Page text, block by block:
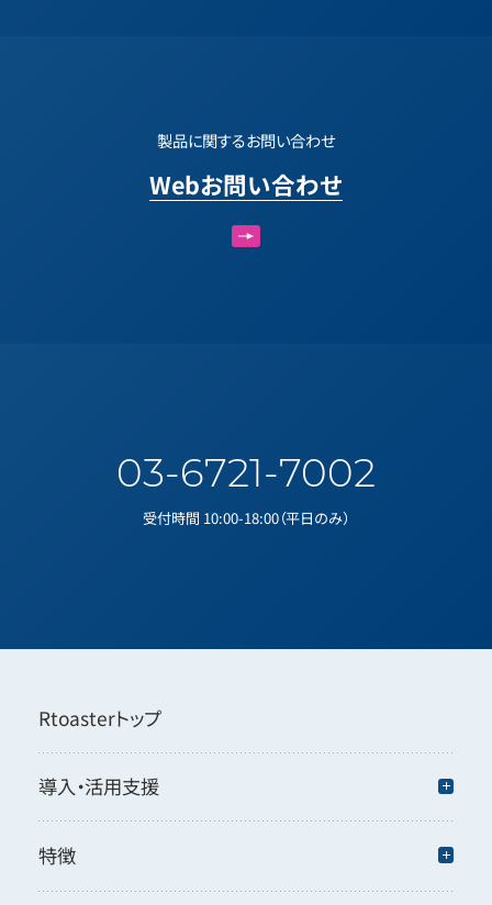
製品に関するお問い合わせ
Webお問い合わせ
03-6721-7002
受付時間 10:00-18:00（平日のみ）
Rtoasterトップ
導入・活用支援
特徴